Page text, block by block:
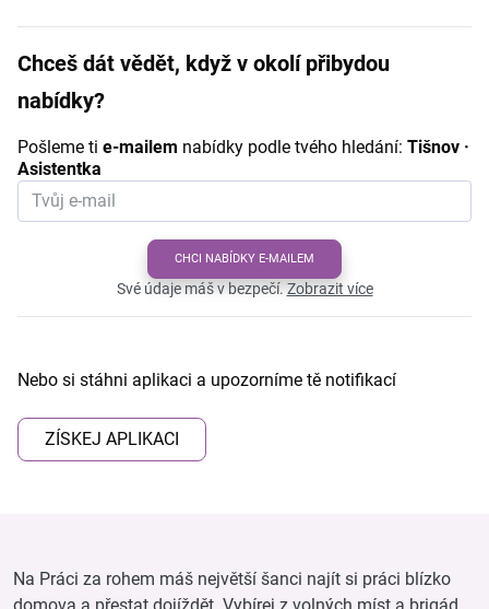
Chceš dát vědět, když v okolí přibydou
nabídky?
Pošleme ti e-mailem nabídky podle tvého hledání: Tišnov ·
Asistentka
CHCI NABÍDKY E-MAILEM
Své údaje máš v bezpečí.Zobrazit více
Nebo si stáhni aplikaci a upozorníme tě notifikací
ZÍSKEJ APLIKACI
Na Práci za rohem máš největší šanci najít si práci blízko
domova a přestat dojíždět. Vybírej z volných míst a brigád